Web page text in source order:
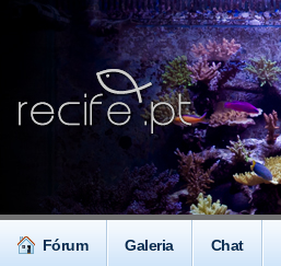
Fórum Galeria Chat